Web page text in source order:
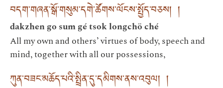
བདག་གཞན་སྒོ་གསུམ་དགེ་ཚོགས་ལོངས་སྤྱོད་བཅས། །
dakzhen go sum gé tsok longchö ché
All my own and others’ virtues of body, speech and
mind, together with all our possessions,
ཀུན་བཟང་མཆོད་པའི་སྤྲིན་དུ་དམིགས་ནས་འབུལ། །